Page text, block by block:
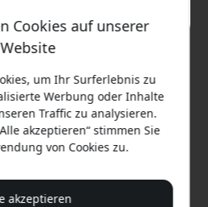
Preis
EUR
Jetzt kaufen
- versandbereit
Cookies auf unserer
Website
um Ihr Surferlebnis zu
Werbung oder Inhalte
Traffic zu analysieren.
akzeptieren“ stimmen Sie
von Cookies zu.
akzeptieren